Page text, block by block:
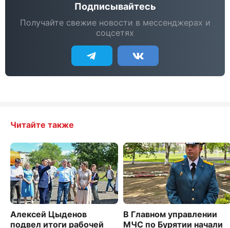
Подписывайтесь
Получайте свежие новости в мессенджерах и
соцсетях
Читайте также
Алексей Цыденов
подвел итоги рабочей
В Главном управлении
МЧС по Бурятии начали